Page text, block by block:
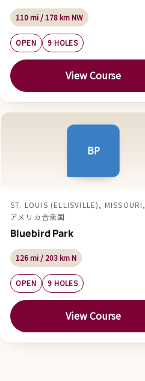
110 mi / 178 km NW
OPEN 9 HOLES
View Course
BP
ST. LOUIS (ELLISVILLE), MISSOURI,
アメリカ合衆国
Bluebird Park
126 mi / 203 km N
OPEN 9 HOLES
View Course